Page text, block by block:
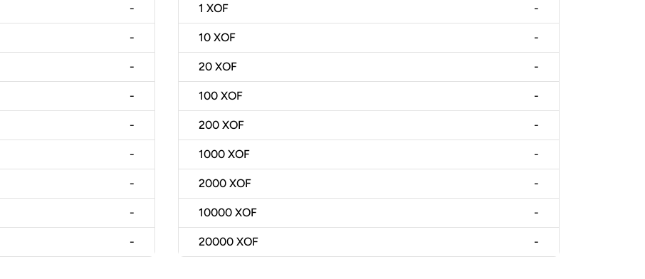
-
-
-
-
-
-
-
-
-
1 XOF -
10 XOF -
20 XOF -
100 XOF -
200 XOF -
1000 XOF -
2000 XOF -
10000 XOF -
20000 XOF -